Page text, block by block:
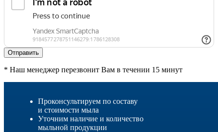
Отправить
* Наш менеджер перезвонит Вам в течении 15 минут
Проконсультируем по составу
и стоимости мыла
Уточним наличие и количество
мыльной продукции